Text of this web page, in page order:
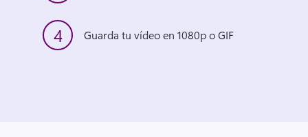
4 Guarda tu vídeo en 1080p o GIF